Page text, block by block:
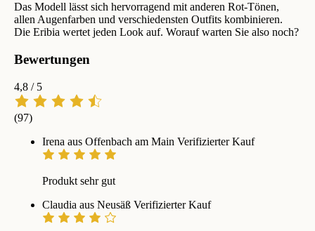
Das Modell lässt sich hervorragend mit anderen Rot-Tönen,
allen Augenfarben und verschiedensten Outfits kombinieren.
Die Eribia wertet jeden Look auf. Worauf warten Sie also noch?
Bewertungen
4,8 / 5
(97)
Irena aus Offenbach am Main Verifizierter Kauf
Produkt sehr gut
Claudia aus Neusäß Verifizierter Kauf